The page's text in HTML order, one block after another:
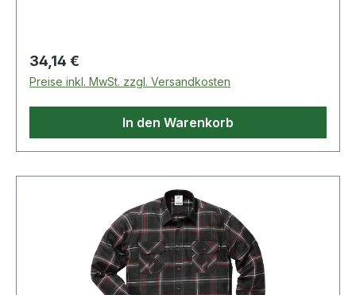
Regulärer Preis:
34,14 €
Preise inkl. MwSt. zzgl. Versandkosten
In den Warenkorb